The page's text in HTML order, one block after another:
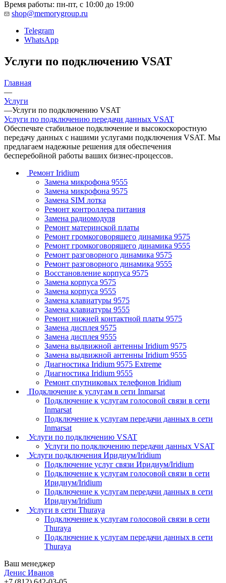
Время работы: пн-пт, с 10:00 до 19:00
shop@memorygroup.ru
Telegram
WhatsApp
Услуги по подключению VSAT
Главная
—
Услуги
—Услуги по подключению VSAT
Услуги по подключению передачи данных VSAT
Обеспечьте стабильное подключение и высокоскоростную
передачу данных с нашими услугами подключения VSAT. Мы
предлагаем надежные решения для обеспечения
бесперебойной работы ваших бизнес-процессов.
Ремонт Iridium
Замена микрофона 9555
Замена микрофона 9575
Замена SIM лотка
Ремонт контроллера питания
Замена радиомодуля
Ремонт материнской платы
Ремонт громкоговорящего динамика 9575
Ремонт громкоговорящего динамика 9555
Ремонт разговорного динамика 9575
Ремонт разговорного динамика 9555
Восстановление корпуса 9575
Замена корпуса 9575
Замена корпуса 9555
Замена клавиатуры 9575
Замена клавиатуры 9555
Ремонт нижней контактной платы 9575
Замена дисплея 9575
Замена дисплея 9555
Замена выдвижной антенны Iridium 9575
Замена выдвижной антенны Iridium 9555
Диагностика Iridium 9575 Extreme
Диагностика Iridium 9555
Ремонт спутниковых телефонов Iridium
Подключение к услугам в сети Inmarsat
Подключение к услугам голосовой связи в сети
Inmarsat
Подключение к услугам передачи данных в сети
Inmarsat
Услуги по подключению VSAT
Услуги по подключению передачи данных VSAT
Услуги подключения Иридиум/Iridium
Подключение услуг связи Иридиум/Iridium
Подключение к услугам голосовой связи в сети
Иридиум/Iridium
Подключение к услугам передачи данных в сети
Иридиум/Iridium
Услуги в сети Thuraya
Подключение к услугам голосовой связи в сети
Thuraya
Подключение к услугам передачи данных в сети
Thuraya
Ваш менеджер
Денис Иванов